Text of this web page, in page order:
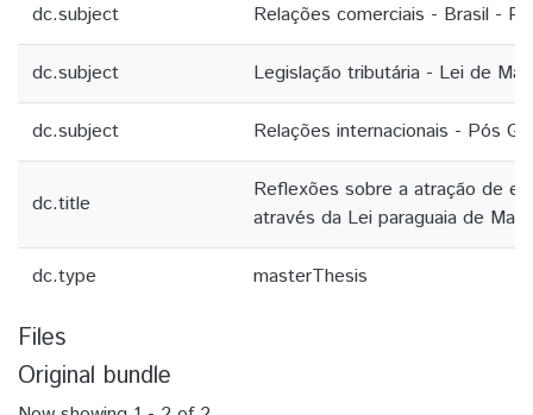
dc.subject Relações comerciais - Brasil -
dc.subject Legislação tributária - Lei de
dc.subject Relações internacionais - Pós
dc.title
Reflexões sobre a atração de
através da Lei paraguaia de
dc.type masterThesis
Files
Original bundle